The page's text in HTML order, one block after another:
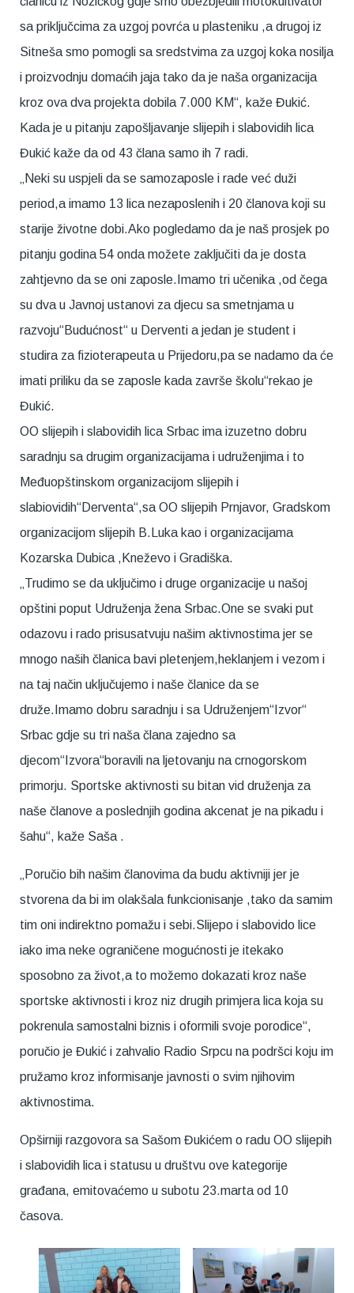
sa priključcima za uzgoj povrća u plasteniku ,a drugoj iz
Sitneša smo pomogli sa sredstvima za uzgoj koka nosilja
i proizvodnju domaćih jaja tako da je naša organizacija
kroz ova dva projekta dobila 7.000 KM“, kaže Đukić.
Kada je u pitanju zapošljavanje slijepih i slabovidih lica
Đukić kaže da od 43 člana samo ih 7 radi.
„Neki su uspjeli da se samozaposle i rade već duži
period,a imamo 13 lica nezaposlenih i 20 članova koji su
starije životne dobi.Ako pogledamo da je naš prosjek po
pitanju godina 54 onda možete zaključiti da je dosta
zahtjevno da se oni zaposle.Imamo tri učenika ,od čega
su dva u Javnoj ustanovi za djecu sa smetnjama u
razvoju“Budućnost“ u Derventi a jedan je student i
studira za fizioterapeuta u Prijedoru,pa se nadamo da će
imati priliku da se zaposle kada završe školu“rekao je
Đukić.
OO slijepih i slabovidih lica Srbac ima izuzetno dobru
saradnju sa drugim organizacijama i udruženjima i to
Međuopštinskom organizacijom slijepih i
slabiovidih“Derventa“,sa OO slijepih Prnjavor, Gradskom
organizacijom slijepih B.Luka kao i organizacijama
Kozarska Dubica ,Kneževo i Gradiška.
„Trudimo se da uključimo i druge organizacije u našoj
opštini poput Udruženja žena Srbac.One se svaki put
odazovu i rado prisusatvuju našim aktivnostima jer se
mnogo naših članica bavi pletenjem,heklanjem i vezom i
na taj način uključujemo i naše članice da se
druže.Imamo dobru saradnju i sa Udruženjem“Izvor“
Srbac gdje su tri naša člana zajedno sa
djecom“Izvora“boravili na ljetovanju na crnogorskom
primorju. Sportske aktivnosti su bitan vid druženja za
naše članove a poslednjih godina akcenat je na pikadu i
šahu“, kaže Saša .
„Poručio bih našim članovima da budu aktivniji jer je
stvorena da bi im olakšala funkcionisanje ,tako da samim
tim oni indirektno pomažu i sebi.Slijepo i slabovido lice
iako ima neke ograničene mogućnosti je itekako
sposobno za život,a to možemo dokazati kroz naše
sportske aktivnosti i kroz niz drugih primjera lica koja su
pokrenula samostalni biznis i oformili svoje porodice“,
poručio je Đukić i zahvalio Radio Srpcu na podršci koju im
pružamo kroz informisanje javnosti o svim njihovim
aktivnostima.
Opširniji razgovora sa Sašom Đukićem o radu OO slijepih
i slabovidih lica i statusu u društvu ove kategorije
građana, emitovaćemo u subotu 23.marta od 10
časova.